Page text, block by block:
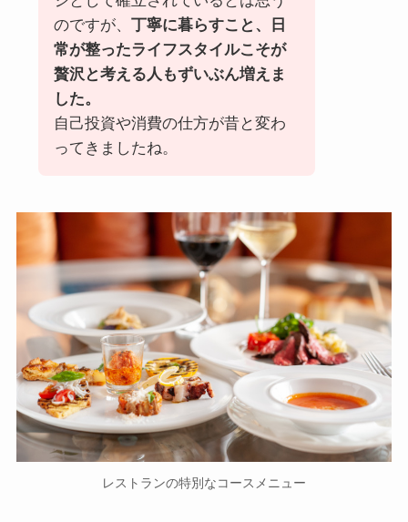
のですが、 丁寧に暮らすこと、日
常が整ったライフスタイルこそが
贅沢と考える人もずいぶん増えま
した。
自己投資や消費の仕方が昔と変わ
ってきましたね。
レストランの特別なコースメニュー